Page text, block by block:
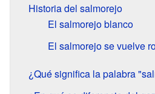
Historia del salmorejo
El salmorejo blanco
El salmorejo se vuelve
¿Qué significa la palabra